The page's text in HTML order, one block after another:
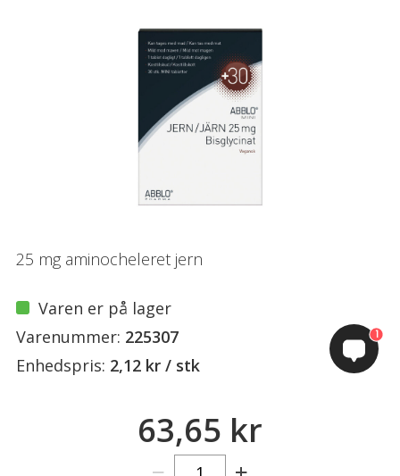
25 mg aminocheleret jern
Varen er på lager
Varenummer: 225307
Enhedspris: 2,12 kr / stk
63,65 kr
1